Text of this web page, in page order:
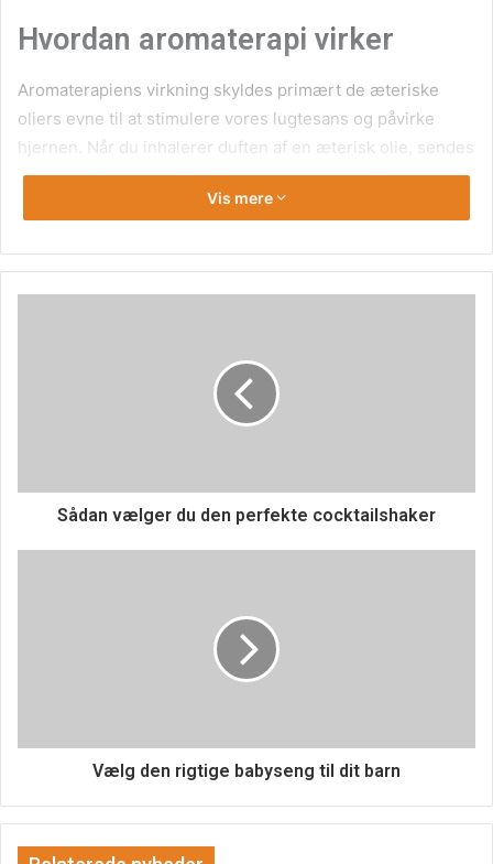
Hvordan aromaterapi virker
Aromaterapiens virkning skyldes primært de æteriske
oliers evne til at stimulere vores lugtesans og påvirke
hjernen. Når du inhalerer duften af en æterisk olie, sendes
signaler til hjernens limbiske system, som er forbundet
med følelser, hukommelse og hormoner. Dette kan føre til
tilstande som smerte eller søvnproblemer. Mange
mennesker oplever, at aromaterapi kan hjælpe med at
Praktisk anvendelse af
Der er mange måder at integrere aromaterapi i hverdagen
på. En af de mest almindelige metoder er brugen af en
diffuser, som spreder de æteriske olier i luften. Dette
arbejdspladsen og kan være med til at forbedre både
humør og produktivitet. En diffuser er et populært valg for
dem, der ønsker en enkel og effektiv måde at nyde
Valg af de rette æteriske olier
Vis mere
Sådan vælger du den perfekte cocktailshaker
Vælg den rigtige babyseng til dit barn